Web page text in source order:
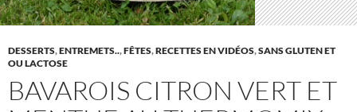
DESSERTS,ENTREMETS..,FÊTES,RECETTES EN VIDÉOS,SANS GLUTEN ET
OU LACTOSE
BAVAROIS CITRON VERT ET